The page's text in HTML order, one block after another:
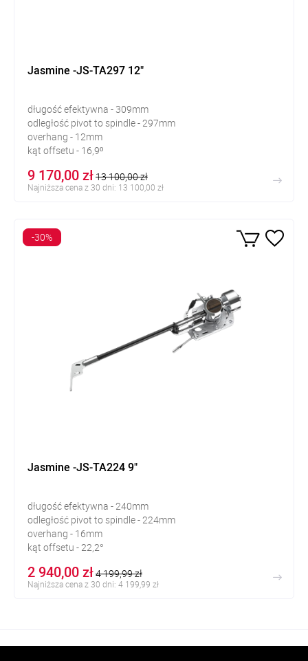
Jasmine -JS-TA297 12"
długość efektywna - 309mm
odległość pivot to spindle - 297mm
overhang - 12mm
kąt offsetu - 16,9º
9 170,00 zł13 100,00 zł
Najniższa cena z 30 dni: 13 100,00 zł
Jasmine -JS-TA224 9"
długość efektywna - 240mm
odległość pivot to spindle - 224mm
overhang - 16mm
kąt offsetu - 22,2°
2 940,00 zł4 199,99 zł
Najniższa cena z 30 dni: 4 199,99 zł
-30%